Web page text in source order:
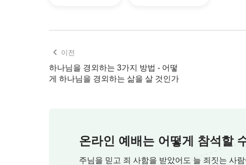
이전
하나님을 경외하는 3가지 방법 - 어떻
게 하나님을 경외하는 삶을 살 것인가
온라인 예배는 어떻게 참석할
주님을 믿고 죄 사함을 받았어도 늘 죄짓는 사